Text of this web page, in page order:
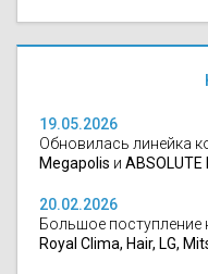
19.05.2026
Обновилась линейка
Megapolis и ABSOLUTE
20.02.2026
Большое поступление
Royal Clima, Hair, LG,